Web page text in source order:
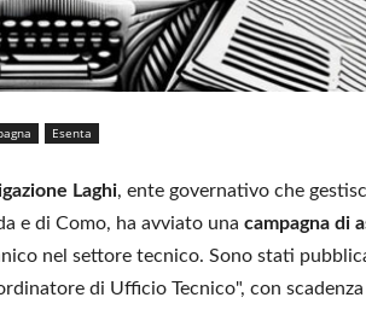
Esenta
Laghi, ente governativo che
e di Como, ha avviato una campagna di
nel settore tecnico. Sono stati
di Ufficio Tecnico", con